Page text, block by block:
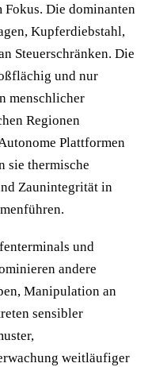
Die dominanten
Kupferdiebstahl,
Steuerschränken. Die
und nur
menschlicher
Regionen
Plattformen
sie thermische
Zaunintegrität in
und
andere
Manipulation an
sensibler
weitläufiger